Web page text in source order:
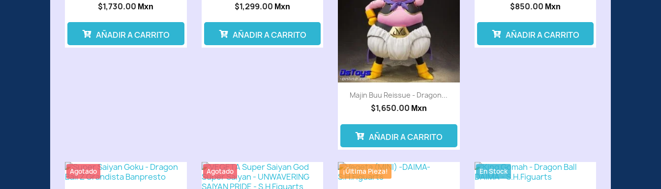
$1,730.00 Mxn
AÑADIR A CARRITO
$1,299.00 Mxn
AÑADIR A CARRITO
Majin Buu Reissue - Dragon...
$1,650.00 Mxn
AÑADIR A CARRITO
$850.00 Mxn
AÑADIR A CARRITO
Agotado Agotado ¡Última Pieza! En Stock